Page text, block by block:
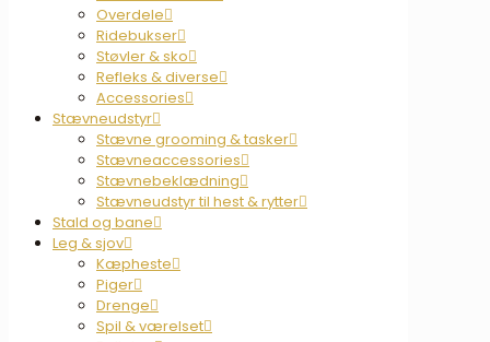
Overdele
Ridebukser
Støvler & sko
Refleks & diverse
Accessories
Stævneudstyr
Stævne grooming & tasker
Stævneaccessories
Stævnebeklædning
Stævneudstyr til hest & rytter
Stald og bane
Leg & sjov
Kæpheste
Piger
Drenge
Spil & værelset